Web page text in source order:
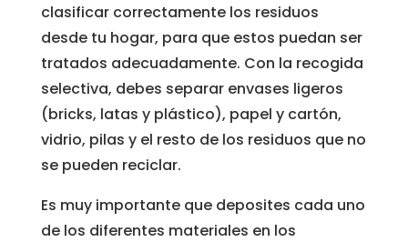
clasificar correctamente los residuos
desde tu hogar, para que estos puedan ser
tratados adecuadamente. Con la recogida
selectiva, debes separar envases ligeros
(bricks, latas y plástico), papel y cartón,
vidrio, pilas y el resto de los residuos que no
se pueden reciclar.
Es muy importante que deposites cada uno
de los diferentes materiales en los